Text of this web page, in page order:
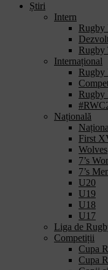
Știri
Intern
Rugby
Rugby
Internațional
Rugby
Rugby
Națională
First
Wolves
7’s
7’s
U20
U19
U18
U17
Liga de
Competiții
Cupa
Cupa